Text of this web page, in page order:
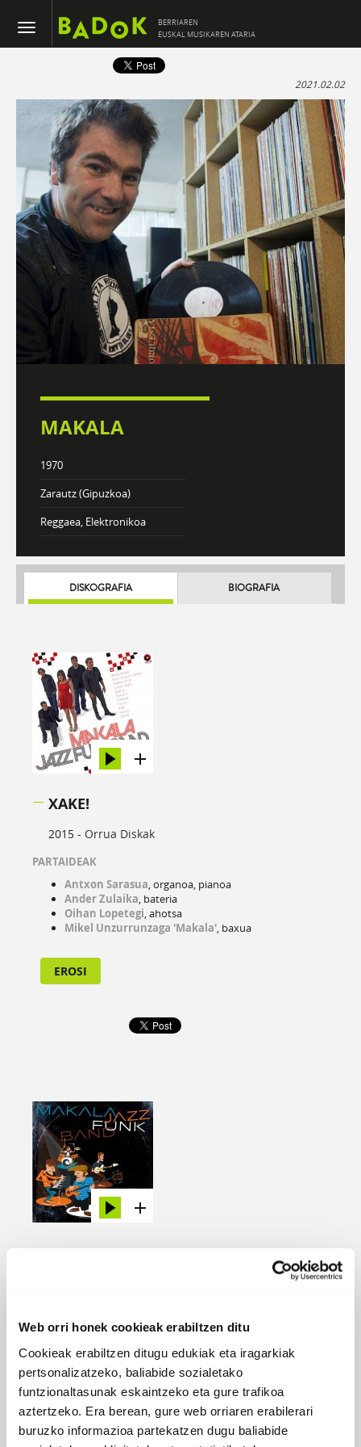
Web orri honek cookieak erabiltzen ditu
Cookieak erabiltzen ditugu edukiak eta iragarkiak
pertsonalizatzeko, baliabide sozialetako
funtzionaltasunak eskaintzeko eta gure trafikoa
aztertzeko. Era berean, gure web orriaren erabilerari
buruzko informazioa partekatzen dugu baliabide
BERRIAREN
EUSKAL MUSIKAREN ATARIA
2021.02.02
MAKALA
1970
Zarautz (Gipuzkoa)
Reggaea, Elektronikoa
DISKOGRAFIA BIOGRAFIA
XAKE!
2015 - Orrua Diskak
PARTAIDEAK
Antxon Sarasua, organoa, pianoa
Ander Zulaika, bateria
Oihan Lopetegi, ahotsa
Mikel Unzurrunzaga 'Makala', baxua
EROSI
ORRUA